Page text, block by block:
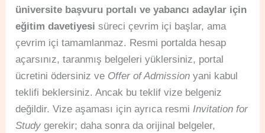
üniversite başvuru portalı ve yabancı adaylar için
eğitim davetiyesi süreci çevrim içi başlar, ama
çevrim içi tamamlanmaz. Resmi portalda hesap
açarsınız, taranmış belgeleri yüklersiniz, portal
ücretini ödersiniz ve Offer of Admission yani kabul
teklifi beklersiniz. Ancak bu teklif vize belgeniz
değildir. Vize aşaması için ayrıca resmiInvitation for
Study gerekir; daha sonra da orijinal belgeler,